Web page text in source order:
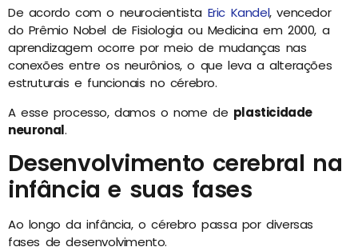
De acordo com o neurocientista Eric Kandel, vencedor
do Prêmio Nobel de Fisiologia ou Medicina em 2000, a
aprendizagem ocorre por meio de mudanças nas
conexões entre os neurônios, o que leva a alterações
estruturais e funcionais no cérebro.
A esse processo, damos o nome de plasticidade
neuronal.
Desenvolvimento cerebral na
infância e suas fases
Ao longo da infância, o cérebro passa por diversas
fases de desenvolvimento.